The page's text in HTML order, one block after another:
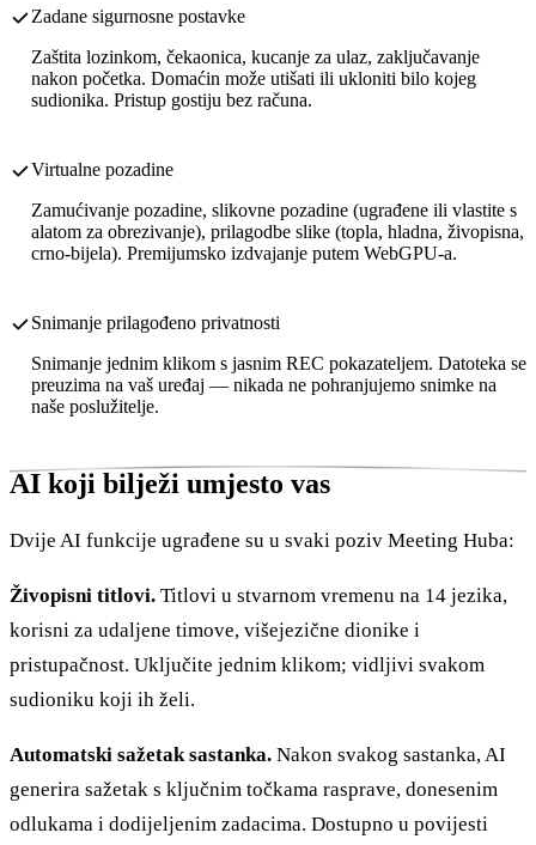
Zadane sigurnosne postavke
Zaštita lozinkom, čekaonica, kucanje za ulaz, zaključavanje
nakon početka. Domaćin može utišati ili ukloniti bilo kojeg
sudionika. Pristup gostiju bez računa.
Virtualne pozadine
Zamućivanje pozadine, slikovne pozadine (ugrađene ili vlastite s
alatom za obrezivanje), prilagodbe slike (topla, hladna, živopisna,
crno-bijela). Premijumsko izdvajanje putem WebGPU-a.
Snimanje prilagođeno privatnosti
Snimanje jednim klikom s jasnim REC pokazateljem. Datoteka se
preuzima na vaš uređaj — nikada ne pohranjujemo snimke na
naše poslužitelje.
AI koji bilježi umjesto vas
Dvije AI funkcije ugrađene su u svaki poziv Meeting Huba:
Živopisni titlovi. Titlovi u stvarnom vremenu na 14 jezika,
korisni za udaljene timove, višejezične dionike i
pristupačnost. Uključite jednim klikom; vidljivi svakom
sudioniku koji ih želi.
Automatski sažetak sastanka. Nakon svakog sastanka, AI
generira sažetak s ključnim točkama rasprave, donesenim
odlukama i dodijeljenim zadacima. Dostupno u povijesti